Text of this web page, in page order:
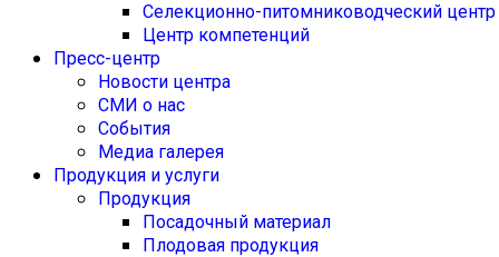
Селекционно-питомниководческий центр
Центр компетенций
Пресс-центр
Новости центра
СМИ о нас
События
Медиа галерея
Продукция и услуги
Продукция
Посадочный материал
Плодовая продукция